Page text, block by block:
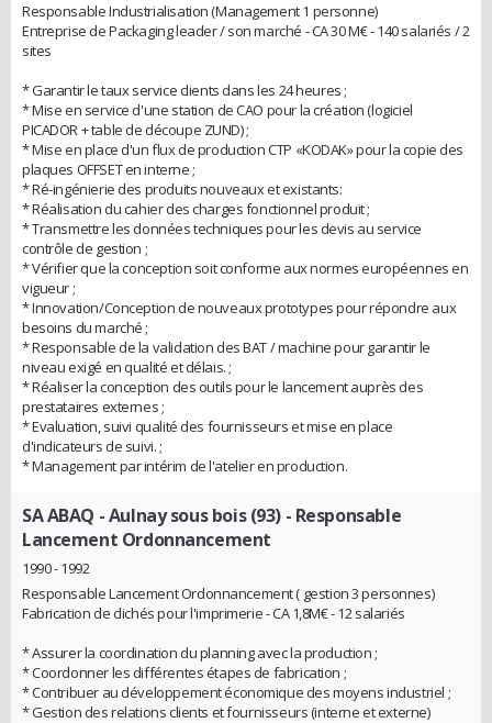
Responsable Industrialisation (Management 1 personne)
Entreprise de Packaging leader / son marché - CA 30 M€ - 140 salariés / 2
sites
* Garantir le taux service clients dans les 24 heures ;
* Mise en service d'une station de CAO pour la création (logiciel
PICADOR + table de découpe ZUND) ;
* Mise en place d'un flux de production CTP «KODAK» pour la copie des
plaques OFFSET en interne ;
* Ré-ingénierie des produits nouveaux et existants:
* Réalisation du cahier des charges fonctionnel produit ;
* Transmettre les données techniques pour les devis au service
contrôle de gestion ;
* Vérifier que la conception soit conforme aux normes européennes en
vigueur ;
* Innovation/Conception de nouveaux prototypes pour répondre aux
besoins du marché ;
* Responsable de la validation des BAT / machine pour garantir le
niveau exigé en qualité et délais. ;
* Réaliser la conception des outils pour le lancement auprès des
prestataires externes ;
* Evaluation, suivi qualité des fournisseurs et mise en place
d'indicateurs de suivi. ;
* Management par intérim de l'atelier en production.
SA ABAQ - Aulnay sous bois (93)- Responsable
Lancement Ordonnancement
1990 - 1992
Responsable Lancement Ordonnancement ( gestion 3 personnes)
Fabrication de clichés pour l'imprimerie - CA 1,8M€ - 12 salariés
* Assurer la coordination du planning avec la production ;
* Coordonner les différentes étapes de fabrication ;
* Contribuer au développement économique des moyens industriel ;
* Gestion des relations clients et fournisseurs (interne et externe)